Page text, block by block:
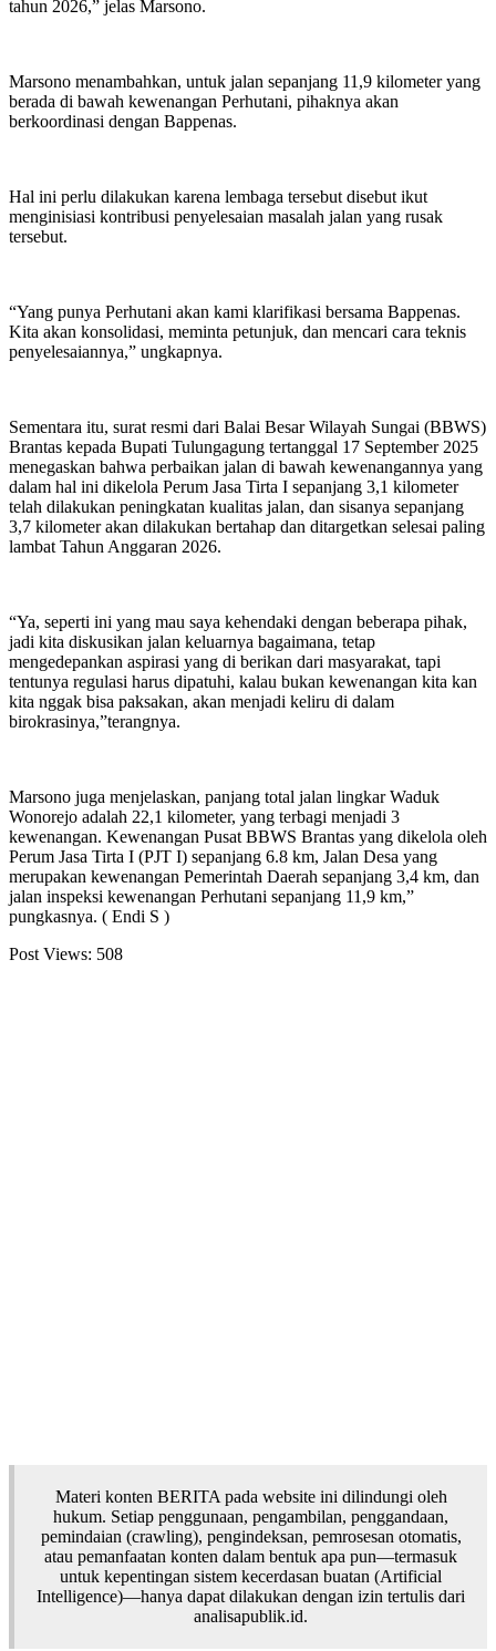
tahun 2026,” jelas Marsono.
Marsono menambahkan, untuk jalan sepanjang 11,9 kilometer yang
berada di bawah kewenangan Perhutani, pihaknya akan
berkoordinasi dengan Bappenas.
Hal ini perlu dilakukan karena lembaga tersebut disebut ikut
menginisiasi kontribusi penyelesaian masalah jalan yang rusak
tersebut.
“Yang punya Perhutani akan kami klarifikasi bersama Bappenas.
Kita akan konsolidasi, meminta petunjuk, dan mencari cara teknis
penyelesaiannya,” ungkapnya.
Sementara itu, surat resmi dari Balai Besar Wilayah Sungai (BBWS)
Brantas kepada Bupati Tulungagung tertanggal 17 September 2025
menegaskan bahwa perbaikan jalan di bawah kewenangannya yang
dalam hal ini dikelola Perum Jasa Tirta I sepanjang 3,1 kilometer
telah dilakukan peningkatan kualitas jalan, dan sisanya sepanjang
3,7 kilometer akan dilakukan bertahap dan ditargetkan selesai paling
lambat Tahun Anggaran 2026.
“Ya, seperti ini yang mau saya kehendaki dengan beberapa pihak,
jadi kita diskusikan jalan keluarnya bagaimana, tetap
mengedepankan aspirasi yang di berikan dari masyarakat, tapi
tentunya regulasi harus dipatuhi, kalau bukan kewenangan kita kan
kita nggak bisa paksakan, akan menjadi keliru di dalam
birokrasinya,”terangnya.
Marsono juga menjelaskan, panjang total jalan lingkar Waduk
Wonorejo adalah 22,1 kilometer, yang terbagi menjadi 3
kewenangan. Kewenangan Pusat BBWS Brantas yang dikelola oleh
Perum Jasa Tirta I (PJT I) sepanjang 6.8 km, Jalan Desa yang
merupakan kewenangan Pemerintah Daerah sepanjang 3,4 km, dan
jalan inspeksi kewenangan Perhutani sepanjang 11,9 km,”
pungkasnya. ( Endi S )
Post Views: 508
Materi konten BERITA pada website ini dilindungi oleh
hukum. Setiap penggunaan, pengambilan, penggandaan,
pemindaian (crawling), pengindeksan, pemrosesan otomatis,
atau pemanfaatan konten dalam bentuk apa pun—termasuk
untuk kepentingan sistem kecerdasan buatan (Artificial
Intelligence)—hanya dapat dilakukan dengan izin tertulis dari
analisapublik.id.